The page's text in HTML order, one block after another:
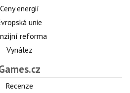
Ceny energií
unie
reforma
Vynález
Recenze